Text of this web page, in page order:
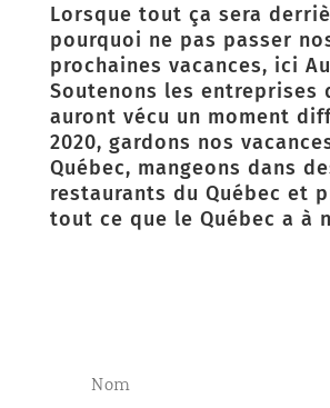
Lorsque tout ça sera
pourquoi ne pas passer
prochaines vacances, ici
Soutenons les entreprises
auront vécu un moment
2020, gardons nos
Québec, mangeons dans
restaurants du Québec et
tout ce que le Québec a à